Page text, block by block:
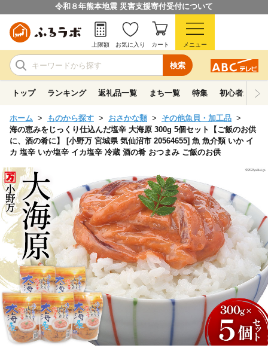
令和８年熊本地震 災害支援寄付受付について
検索
上限額 お気に入り カート メニュー
トップ ランキング 返礼品一覧 まち一覧 特集 初心者ガイド
ホーム ものから探す おさかな類
その他魚貝・加工品
海の恵みをじっくり仕込んだ塩辛 大海原 300g 5個セット【ご飯のお供
に、酒の肴に】 [小野万 宮城県 気仙沼市 20564655] 魚 魚介類 いか イ
カ 塩辛 いか塩辛 イカ塩辛 冷蔵 酒の肴 おつまみ ご飯のお供